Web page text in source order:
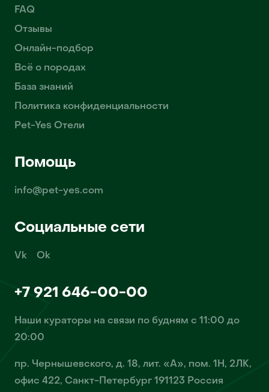
FAQ
Отзывы
Онлайн-подбор
Всё о породах
База знаний
Политика конфиденциальности
Pet-Yes Отели
Помощь
info@pet-yes.com
Социальные сети
Vk Ok
+7 921 646-00-00
Наши кураторы на связи по будням с 11:00 до
20:00
пр. Чернышевского, д. 18, лит. «А», пом. 1Н, 2ЛК,
офис 422, Санкт-Петербург 191123 Россия